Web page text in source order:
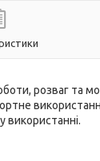
розваг та
використанні.